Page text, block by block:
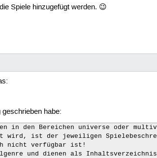
Spiele hinzugefügt werden. 😉
habe:
in den Bereichen universe oder
wird, ist der jeweiligen
nicht verfügbar ist!
und dienen als